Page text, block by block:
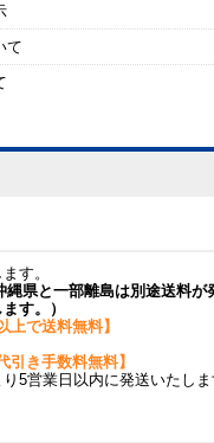
て
す。
県と一部離島は別途送料が
す。）
上で送料無料】
引き手数料無料】
5営業日以内に発送いたしま